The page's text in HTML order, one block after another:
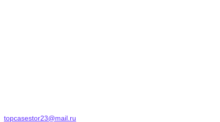
topcasestor23@mail.ru